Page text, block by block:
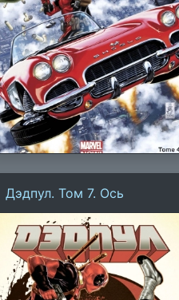
Дэдпул. Том 7. Ось